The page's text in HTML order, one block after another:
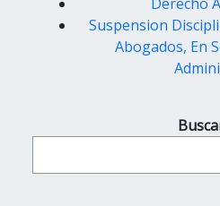
Suspension
Abogados, En